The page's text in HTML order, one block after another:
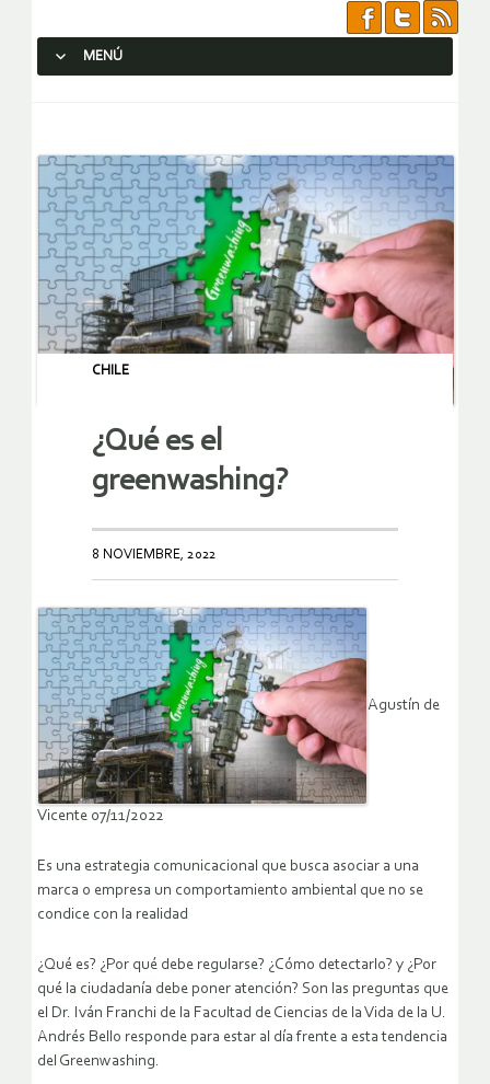
MENÚ
CHILE
¿Qué es el
greenwashing?
8 NOVIEMBRE, 2022
Agustín de
Vicente 07/11/2022
Es una estrategia comunicacional que busca asociar a una
marca o empresa un comportamiento ambiental que no se
condice con la realidad
¿Qué es? ¿Por qué debe regularse? ¿Cómo detectarlo? y ¿Por
qué la ciudadanía debe poner atención? Son las preguntas que
el Dr. Iván Franchi de la Facultad de Ciencias de la Vida de la U.
Andrés Bello responde para estar al día frente a esta tendencia
del Greenwashing.